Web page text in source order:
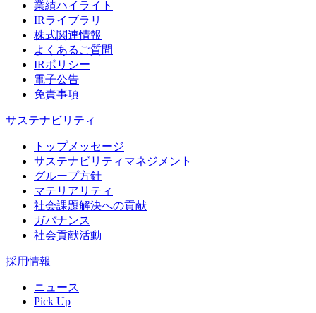
業績ハイライト
IRライブラリ
株式関連情報
よくあるご質問
IRポリシー
電子公告
免責事項
サステナビリティ
トップメッセージ
サステナビリティマネジメント
グループ方針
マテリアリティ
社会課題解決への貢献
ガバナンス
社会貢献活動
採用情報
ニュース
Pick Up